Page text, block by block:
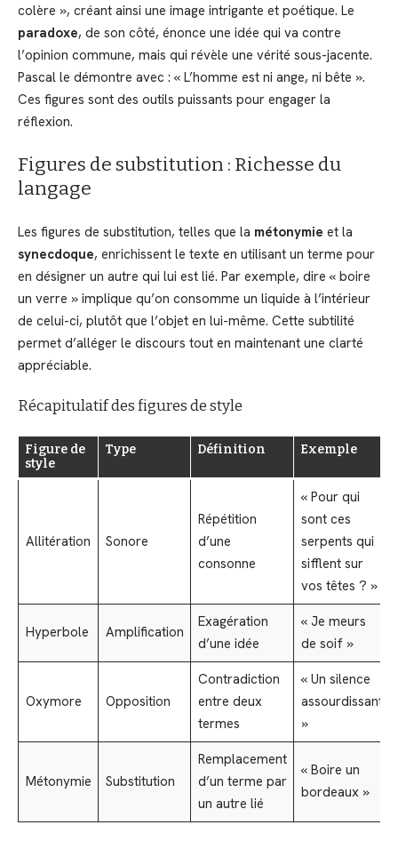
colère », créant ainsi une image intrigante et poétique. Le
paradoxe, de son côté, énonce une idée qui va contre
l’opinion commune, mais qui révèle une vérité sous-jacente.
Pascal le démontre avec : « L’homme est ni ange, ni bête ».
Ces figures sont des outils puissants pour engager la
réflexion.
Figures de substitution : Richesse du
langage
Les figures de substitution, telles que la métonymie et la
synecdoque, enrichissent le texte en utilisant un terme pour
en désigner un autre qui lui est lié. Par exemple, dire « boire
un verre » implique qu’on consomme un liquide à l’intérieur
de celui-ci, plutôt que l’objet en lui-même. Cette subtilité
permet d’alléger le discours tout en maintenant une clarté
appréciable.
Récapitulatif des figures de style
Figure de
style
Type Définition Exemple
Allitération Sonore
Répétition
d’une
consonne
« Pour qui
sont ces
serpents qui
sifflent sur
vos têtes ? »
Hyperbole Amplification
Exagération
d’une idée
« Je meurs
de soif »
Oxymore Opposition
Contradiction
entre deux
termes
« Un silence
assourdissant
»
Métonymie Substitution
Remplacement
d’un terme par
un autre lié
« Boire un
bordeaux »